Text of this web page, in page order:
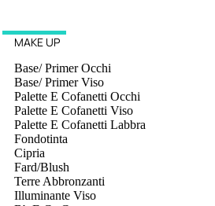
MAKE UP
Base/ Primer Occhi
Base/ Primer Viso
Palette E Cofanetti Occhi
Palette E Cofanetti Viso
Palette E Cofanetti Labbra
Fondotinta
Cipria
Fard/Blush
Terre Abbronzanti
Illuminante Viso